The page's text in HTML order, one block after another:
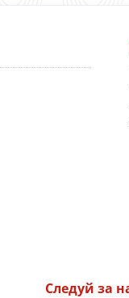
Следуй за